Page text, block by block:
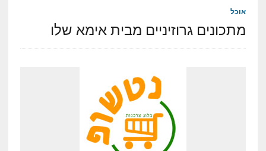
אוכל
מתכונים גרוזיניים מבית אימא שלו